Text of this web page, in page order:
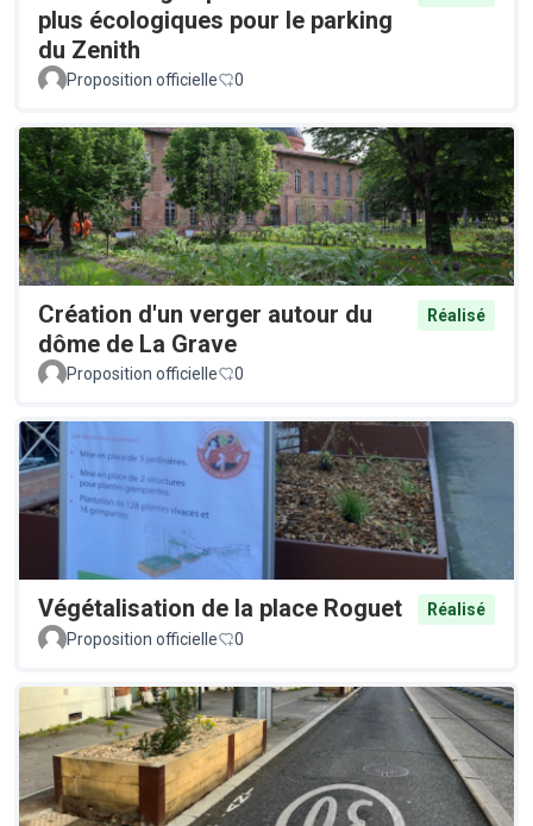
plus écologiques pour le parking
du Zenith
Proposition officielle 0
Création d'un verger autour du
dôme de La Grave
Réalisé
Proposition officielle 0
Végétalisation de la place Roguet
Réalisé
Proposition officielle
0